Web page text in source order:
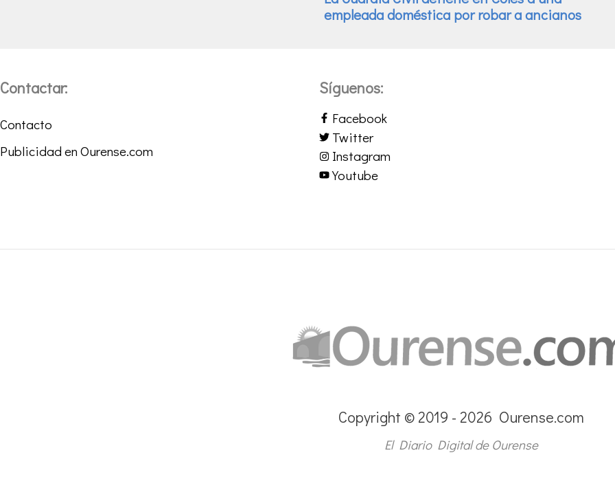
Contactar:
Contacto
Publicidad en Ourense.com
Síguenos:
Facebook
Twitter
Instagram
Youtube
Copyright © 2019 - 2026 Ourense.com
El Diario Digital de Ourense